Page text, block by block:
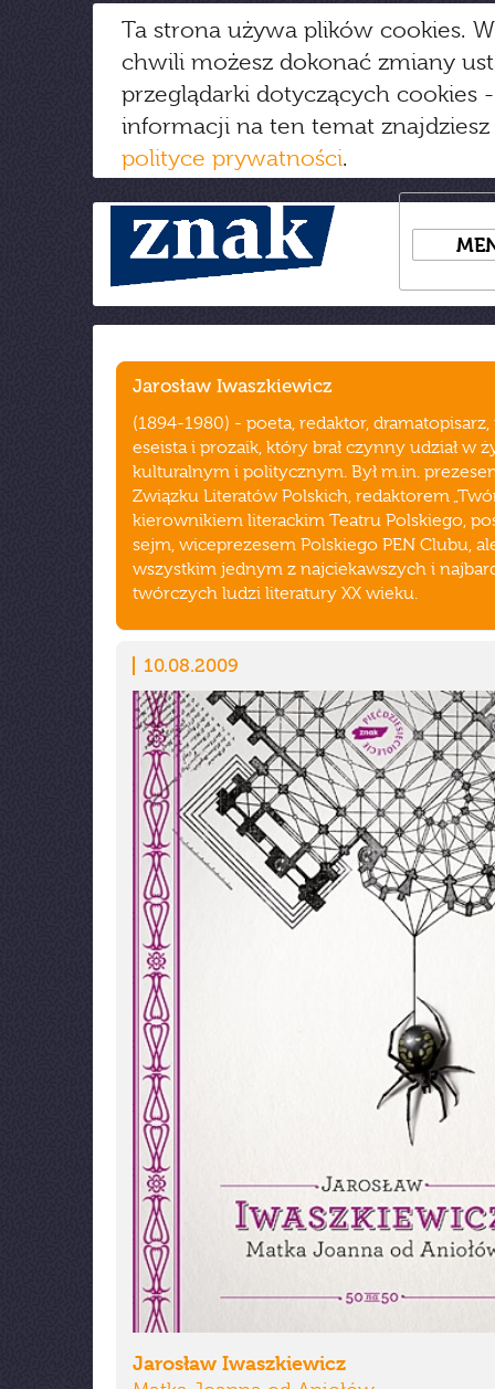
Ta strona używa plików cookies.
chwili możesz dokonać zmiany
przeglądarki dotyczących cookies
informacji na ten temat
polityce prywatności.
Jarosław Iwaszkiewicz
(1894-1980) - poeta, redaktor, dramatopisarz,
eseista i prozaik, który brał czynny udział w
kulturalnym i politycznym. Był m.in.
Związku Literatów Polskich, redaktorem
kierownikiem literackim Teatru Polskiego,
sejm, wiceprezesem Polskiego PEN Clubu,
wszystkim jednym z najciekawszych i
twórczych ludzi literatury XX wieku.
10.08.2009
Jarosław Iwaszkiewicz